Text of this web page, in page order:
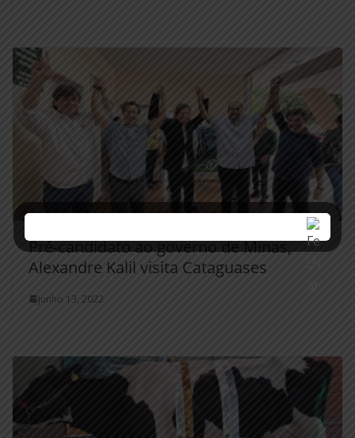
Pré-candidato ao governo de Minas,
Alexandre Kalil visita Cataguases
junho 13, 2022